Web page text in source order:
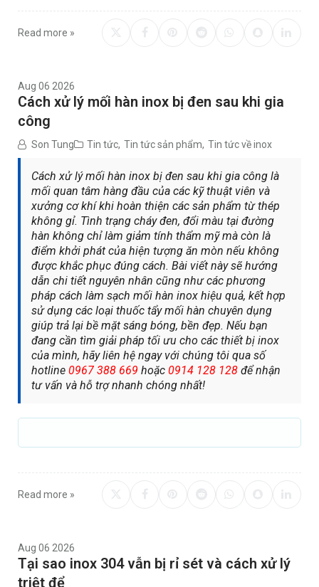
Read more »
Aug 06 2026
Cách xử lý mối hàn inox bị đen sau khi gia
công
Son Tung Tin tức, Tin tức sản phẩm, Tin tức về inox
Cách xử lý mối hàn inox bị đen sau khi gia công là
mối quan tâm hàng đầu của các kỹ thuật viên và
xưởng cơ khí khi hoàn thiện các sản phẩm từ thép
không gỉ. Tình trạng cháy đen, đổi màu tại đường
hàn không chỉ làm giảm tính thẩm mỹ mà còn là
điểm khởi phát của hiện tượng ăn mòn nếu không
được khắc phục đúng cách. Bài viết này sẽ hướng
dẫn chi tiết nguyên nhân cũng như các phương
pháp cách làm sạch mối hàn inox hiệu quả, kết hợp
sử dụng các loại thuốc tẩy mối hàn chuyên dụng
giúp trả lại bề mặt sáng bóng, bền đẹp. Nếu bạn
đang cần tìm giải pháp tối ưu cho các thiết bị inox
của mình, hãy liên hệ ngay với chúng tôi qua số
hotline 0967 388 669 hoặc 0914 128 128 để nhận
tư vấn và hỗ trợ nhanh chóng nhất!
Read more »
Aug 06 2026
Tại sao inox 304 vẫn bị rỉ sét và cách xử lý
triệt để